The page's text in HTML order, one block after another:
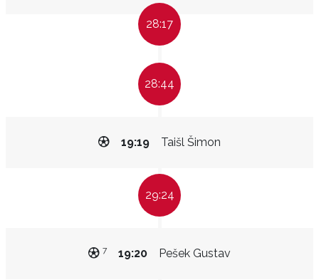
28:17
28:44
Taišl Šimon
19:19
29:24
Pešek Gustav
19:20
7